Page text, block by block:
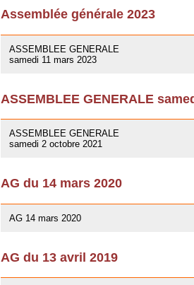
Assemblée générale 2023
ASSEMBLEE GENERALE
samedi 11 mars 2023
ASSEMBLEE GENERALE
ASSEMBLEE GENERALE
samedi 2 octobre 2021
AG du 14 mars 2020
AG 14 mars 2020
AG du 13 avril 2019